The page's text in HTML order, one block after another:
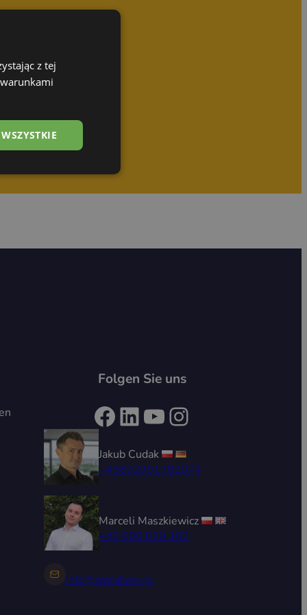
Folgen Sie uns
Facebook LinkedIn YouTube Instagram
Jakub Cudak
+49692991782074
Marceli Maszkiewicz
+48 696 029 167
info@zptrailers.pl
z tej